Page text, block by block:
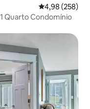
4,98 de uma
4,98 (258)
Quarto Condomínio